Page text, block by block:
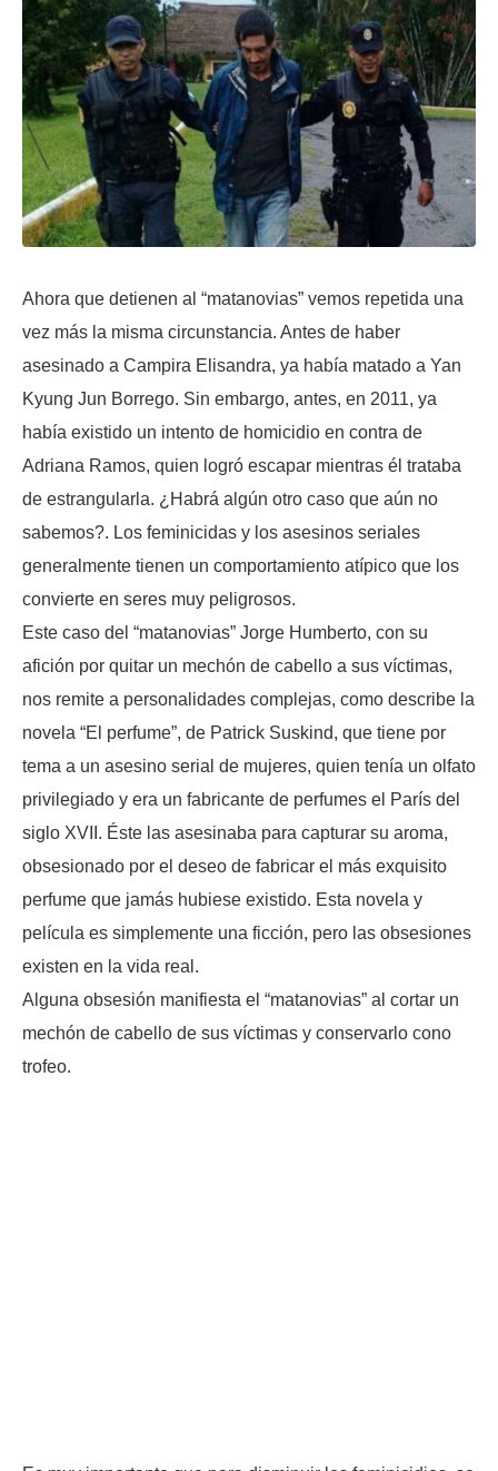
Ahora que detienen al “matanovias” vemos repetida una
vez más la misma circunstancia. Antes de haber
asesinado a Campira Elisandra, ya había matado a Yan
Kyung Jun Borrego. Sin embargo, antes, en 2011, ya
había existido un intento de homicidio en contra de
Adriana Ramos, quien logró escapar mientras él trataba
de estrangularla. ¿Habrá algún otro caso que aún no
sabemos?. Los feminicidas y los asesinos seriales
generalmente tienen un comportamiento atípico que los
convierte en seres muy peligrosos.
Este caso del “matanovias” Jorge Humberto, con su
afición por quitar un mechón de cabello a sus víctimas,
nos remite a personalidades complejas, como describe la
novela “El perfume”, de Patrick Suskind, que tiene por
tema a un asesino serial de mujeres, quien tenía un olfato
privilegiado y era un fabricante de perfumes el París del
siglo XVII. Éste las asesinaba para capturar su aroma,
obsesionado por el deseo de fabricar el más exquisito
perfume que jamás hubiese existido. Esta novela y
película es simplemente una ficción, pero las obsesiones
existen en la vida real.
Alguna obsesión manifiesta el “matanovias” al cortar un
mechón de cabello de sus víctimas y conservarlo cono
trofeo.